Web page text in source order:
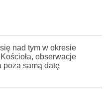
nad tym w okresie
obserwacje
poza samą datę